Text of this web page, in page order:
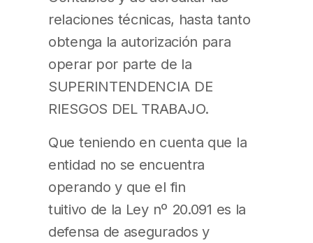
relaciones técnicas, hasta tanto
obtenga la autorización para
operar por parte de la
SUPERINTENDENCIA DE
RIESGOS DEL TRABAJO.
Que teniendo en cuenta que la
entidad no se encuentra
operando y que el fin
tuitivo de la Ley nº 20.091 es la
defensa de asegurados y